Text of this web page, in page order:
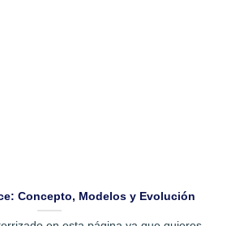
Concepto, Modelos y Evolución